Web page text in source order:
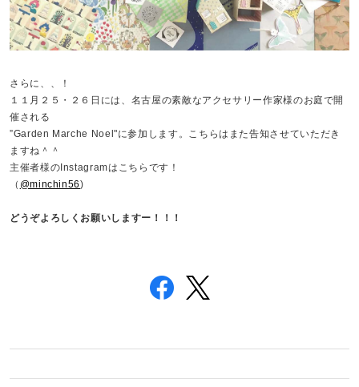
さらに、、！
１１月２５・２６日には、名古屋の素敵なアクセサリー作家様のお庭で開
催される
”Garden Marche Noel"に参加します。こちらはまた告知させていただき
ますね＾＾
主催者様のInstagramはこちらです！
（ @minchin56)
どうぞよろしくお願いしますー！！！